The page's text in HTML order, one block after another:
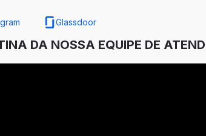
Glassdoor
DA NOSSA EQUIPE DE